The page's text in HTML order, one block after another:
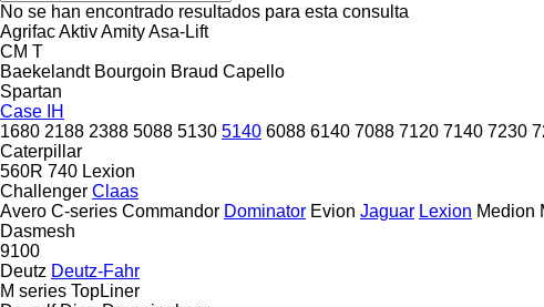
No se han encontrado resultados para esta consulta
AgrifacAktivAmityAsa-Lift
CM T
Baekelandt Bourgoin Braud Capello
Spartan
Case IH
1680 2188 2388 5088 5130 5140 6088 6140 7088 7120 7140 7230
Caterpillar
560R 740 Lexion
Challenger Claas
Avero C-series Commandor Dominator Evion Jaguar Lexion Medion
Dasmesh
9100
Deutz Deutz-Fahr
M series TopLiner